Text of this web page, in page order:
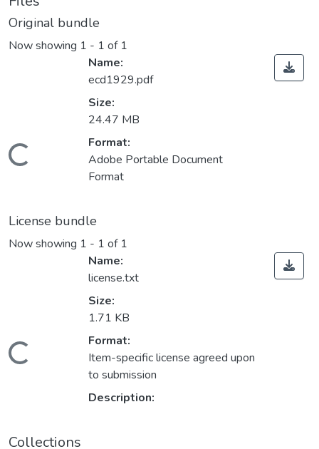
Original bundle
Now showing 1 - 1 of 1
Loading...
Name:
ecd1929.pdf
Size:
24.47 MB
Format:
Adobe Portable Document
Format
License bundle
Now showing 1 - 1 of 1
Loading...
Name:
license.txt
Size:
1.71 KB
Format:
Item-specific license agreed upon
to submission
Description:
Collections